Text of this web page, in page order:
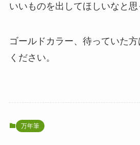
いいものを出してほしいなと思
ゴールドカラー、待っていた
ください。
万年筆